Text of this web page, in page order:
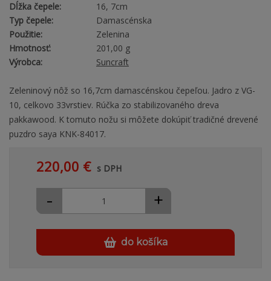
Dĺžka čepele:
16, 7cm
Typ čepele:
Damascénska
Použitie:
Zelenina
Hmotnosť:
201,00 g
Výrobca:
Suncraft
Zeleninový nôž so 16,7cm damascénskou čepeľou. Jadro z VG-
10, celkovo 33vrstiev. Rúčka zo stabilizovaného dreva
pakkawood. K tomuto nožu si môžete dokúpiť tradičné drevené
puzdro saya KNK-84017.
220,00 € s DPH
+
-
do košíka